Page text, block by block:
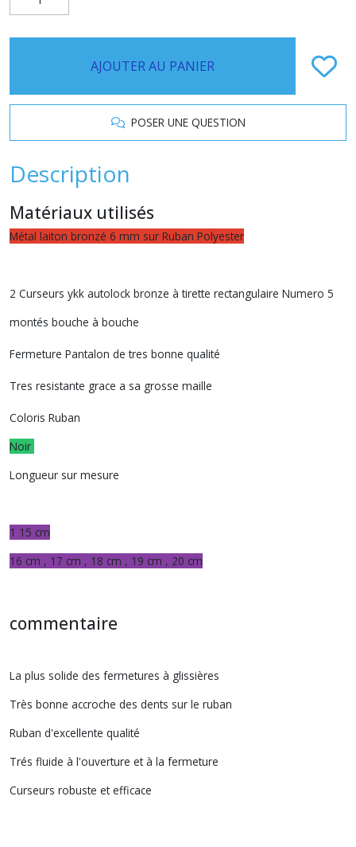
AJOUTER AU PANIER
POSER UNE QUESTION
Description
Matériaux utilisés
Métal laiton bronzé 6 mm sur Ruban Polyester
2 Curseurs ykk autolock bronze à tirette rectangulaire Numero 5
montés bouche à bouche
Fermeture Pantalon de tres bonne qualité
Tres resistante grace a sa grosse maille
Coloris Ruban
Noir
Longueur sur mesure
1 15 cm
16 cm , 17 cm , 18 cm , 19 cm , 20 cm
commentaire
La plus solide des fermetures à glissières
Très bonne accroche des dents sur le ruban
Ruban d'excellente qualité
Trés fluide à l'ouverture et à la fermeture
Curseurs robuste et efficace